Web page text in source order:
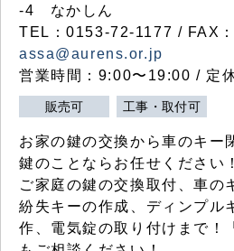
-4 なかしん
TEL：0153-72-1177 / FAX
assa@aurens.or.jp
営業時間：9:00〜19:00 / 定
販売可 工事・取付可
お家の鍵の交換から車のキー
鍵のことならお任せください！
ご家庭の鍵の交換取付、車の
紛失キーの作成、ディンプル
作、電気錠の取り付けまで！